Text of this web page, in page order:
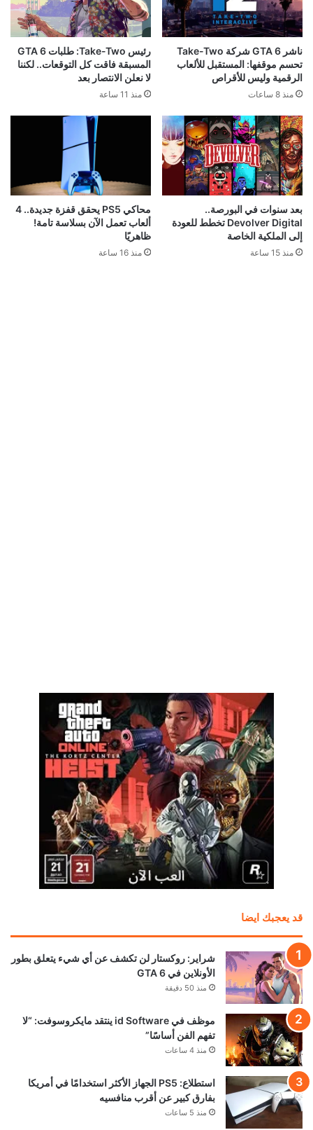
ناشر GTA 6 شركة Take-Two
تحسم موقفها: المستقبل للألعاب
الرقمية وليس للأقراص
منذ 8 ساعات
رئيس Take-Two: طلبات GTA 6
المسبقة فاقت كل التوقعات.. لكننا
لا نعلن الانتصار بعد
منذ 11 ساعة
بعد سنوات في البورصة..
Devolver Digital تخطط للعودة
إلى الملكية الخاصة
منذ 15 ساعة
محاكي PS5 يحقق قفزة جديدة.. 4
ألعاب تعمل الآن بسلاسة تامة!
ظاهريًا
منذ 16 ساعة
قد يعجبك ايضا
شراير: روكستار لن تكشف عن أي شيء يتعلق بطور
الأونلاين في GTA 6
منذ 50 دقيقة
موظف في id Software ينتقد مايكروسوفت: “لا
تفهم الفن أساسًا”
منذ 4 ساعات
استطلاع: PS5 الجهاز الأكثر استخدامًا في أمريكا
بفارق كبير عن أقرب منافسيه
منذ 5 ساعات